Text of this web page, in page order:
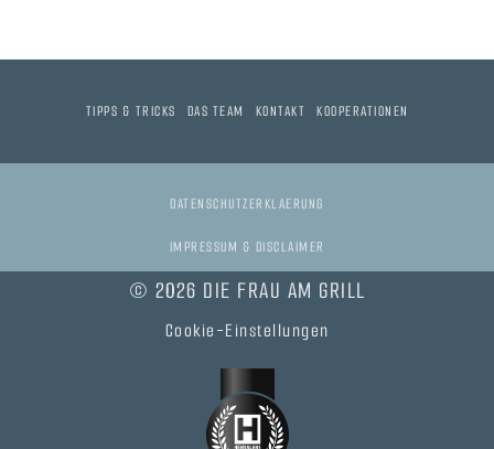
TIPPS & TRICKS DAS TEAM KONTAKT KOOPERATIONEN
DATENSCHUTZERKLAERUNG
IMPRESSUM & DISCLAIMER
© 2026 DIE FRAU AM GRILL
Cookie-Einstellungen